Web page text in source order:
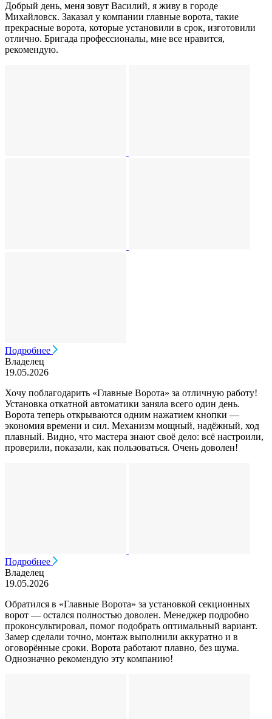
Добрый день, меня зовут Василий, я живу в городе
Михайловск. Заказал у компании главные ворота, такие
прекрасные ворота, которые установили в срок, изготовили
отлично. Бригада профессионалы, мне все нравится,
рекомендую.
Подробнее
Владелец
19.05.2026
Хочу поблагодарить «Главные Ворота» за отличную работу!
Установка откатной автоматики заняла всего один день.
Ворота теперь открываются одним нажатием кнопки —
экономия времени и сил. Механизм мощный, надёжный, ход
плавный. Видно, что мастера знают своё дело: всё настроили,
проверили, показали, как пользоваться. Очень доволен!
Подробнее
Владелец
19.05.2026
Обратился в «Главные Ворота» за установкой секционных
ворот — остался полностью доволен. Менеджер подробно
проконсультировал, помог подобрать оптимальный вариант.
Замер сделали точно, монтаж выполнили аккуратно и в
оговорённые сроки. Ворота работают плавно, без шума.
Однозначно рекомендую эту компанию!